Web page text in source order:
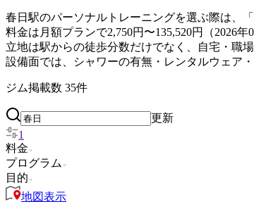
春日駅のパーソナルトレーニングを選ぶ際は、
料金は月額プランで2,750円〜135,520円（2026
立地は駅からの徒歩分数だけでなく、自宅・職
設備面では、シャワーの有無・レンタルウェア
ジム掲載数 35件
更新
1
料金
プログラム
目的
地図表示